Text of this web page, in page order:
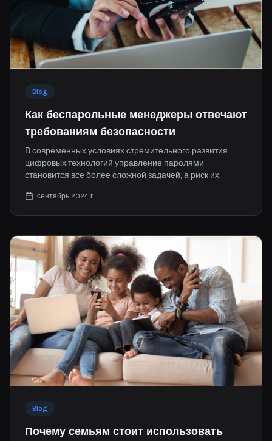
Blog
Как беспарольные менеджеры отвечают
требованиям безопасности
В современных условиях стремительного развития
цифровых технологий управление паролями
становится все более сложной задачей, а риск их
с целью кражи данных каждые тридцать девять секунд.
сентябрь 2024 г.
Blog
Почему семьям стоит использовать